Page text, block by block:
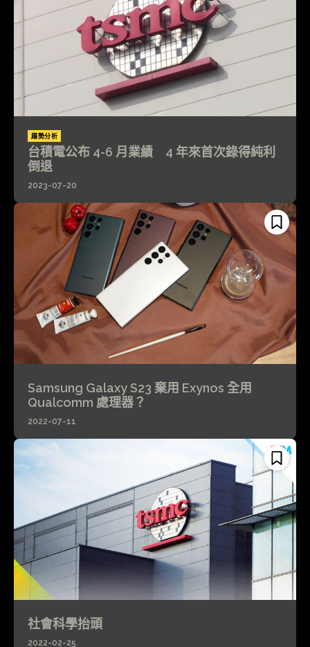
趨勢分析
台積電公布 4-6 月業績 4 年來首次錄得純利
倒退
2023-07-20
Samsung Galaxy S23 棄用 Exynos 全用
Qualcomm 處理器？
2022-07-11
社會科學抬頭
2022-02-25